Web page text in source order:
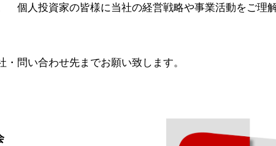
個人投資家の皆様に当社の経営戦略や事業活動をご理
問い合わせ先までお願い致します。